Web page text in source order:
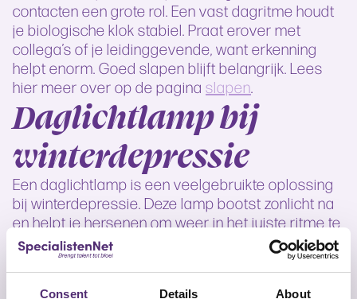
Consent Details About
contacten een grote rol. Een vast dagritme houdt
je biologische klok stabiel. Praat erover met
collega’s of je leidinggevende, want erkenning
helpt enorm. Goed slapen blijft belangrijk. Lees
hier meer over op de pagina slapen.
Daglichtlamp bij
winterdepressie
Een daglichtlamp is een veelgebruikte oplossing
bij winterdepressie. Deze lamp bootst zonlicht na
en helpt je hersenen om weer in het juiste ritme te
komen. Veel medewerkers gebruiken een
daglichtlamp ’s ochtends tijdens het ontbijt of
achter hun bureau. Na een paar weken merken ze